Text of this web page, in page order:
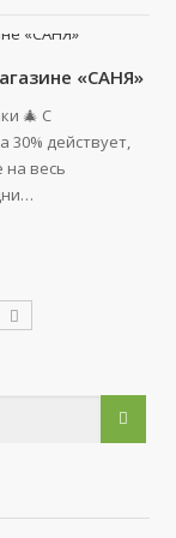
«САНЯ»
🎄 С
30% действует,
весь